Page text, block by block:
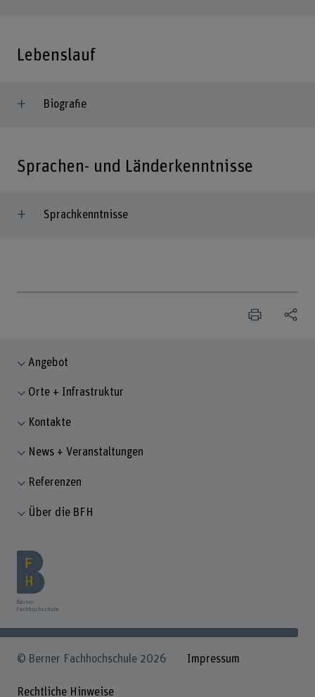
Lebenslauf
Biografie
Sprachen- und Länderkenntnisse
Sprachkenntnisse
Angebot
Orte + Infrastruktur
Kontakte
News + Veranstaltungen
Referenzen
Über die BFH
© Berner Fachhochschule 2026 Impressum
Rechtliche Hinweise